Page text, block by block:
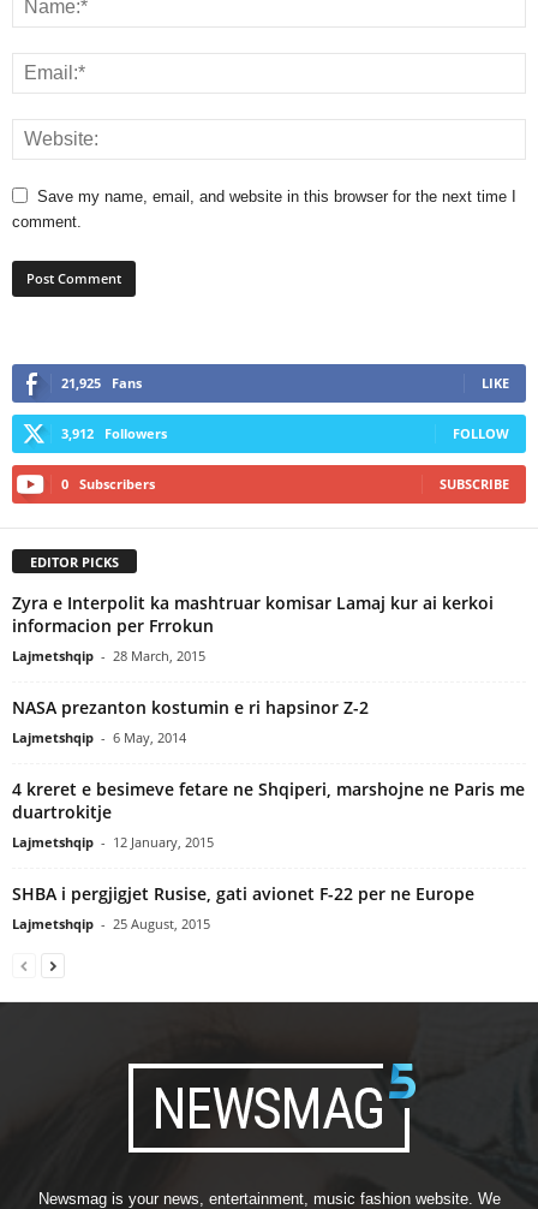
Save my name, email, and website in this browser for the next time I
comment.
21,925 Fans LIKE
3,912 Followers FOLLOW
0 Subscribers SUBSCRIBE
EDITOR PICKS
Zyra e Interpolit ka mashtruar komisar Lamaj kur ai kerkoi
informacion per Frrokun
Lajmetshqip - 28 March, 2015
NASA prezanton kostumin e ri hapsinor Z-2
Lajmetshqip - 6 May, 2014
4 kreret e besimeve fetare ne Shqiperi, marshojne ne Paris me
duartrokitje
Lajmetshqip - 12 January, 2015
SHBA i pergjigjet Rusise, gati avionet F-22 per ne Europe
Lajmetshqip - 25 August, 2015
Newsmag is your news, entertainment, music fashion website. We